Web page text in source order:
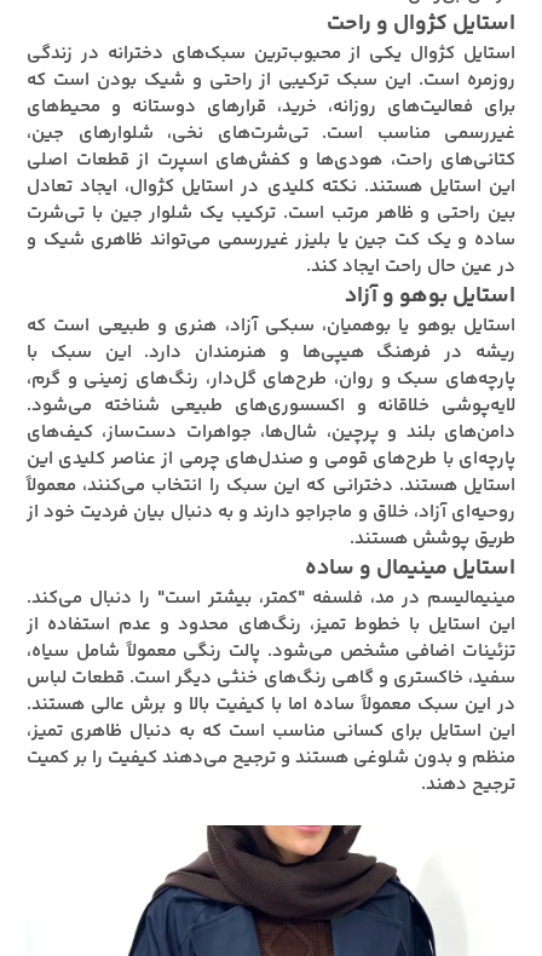
استایل کژوال و راحت
استایل کژوال یکی از محبوب‌ترین سبک‌های دخترانه در زندگی
روزمره است. این سبک ترکیبی از راحتی و شیک بودن است که
برای فعالیت‌های روزانه، خرید، قرارهای دوستانه و محیط‌های
غیررسمی مناسب است. تی‌شرت‌های نخی، شلوارهای جین،
کتانی‌های راحت، هودی‌ها و کفش‌های اسپرت از قطعات اصلی
این استایل هستند. نکته کلیدی در استایل کژوال، ایجاد تعادل
بین راحتی و ظاهر مرتب است. ترکیب یک شلوار جین با تی‌شرت
ساده و یک کت جین یا بلیزر غیررسمی می‌تواند ظاهری شیک و
در عین حال راحت ایجاد کند.
استایل بوهو و آزاد
استایل بوهو یا بوهمیان، سبکی آزاد، هنری و طبیعی است که
ریشه در فرهنگ هیپی‌ها و هنرمندان دارد. این سبک با
پارچه‌های سبک و روان، طرح‌های گل‌دار، رنگ‌های زمینی و گرم،
لایه‌پوشی خلاقانه و اکسسوری‌های طبیعی شناخته می‌شود.
دامن‌های بلند و پرچین، شال‌ها، جواهرات دست‌ساز، کیف‌های
پارچه‌ای با طرح‌های قومی و صندل‌های چرمی از عناصر کلیدی این
استایل هستند. دخترانی که این سبک را انتخاب می‌کنند، معمولاً
روحیه‌ای آزاد، خلاق و ماجراجو دارند و به دنبال بیان فردیت خود از
طریق پوشش هستند.
استایل مینیمال و ساده
مینیمالیسم در مد، فلسفه "کمتر، بیشتر است" را دنبال می‌کند.
این استایل با خطوط تمیز، رنگ‌های محدود و عدم استفاده از
تزئینات اضافی مشخص می‌شود. پالت رنگی معمولاً شامل سیاه،
سفید، خاکستری و گاهی رنگ‌های خنثی دیگر است. قطعات لباس
در این سبک معمولاً ساده اما با کیفیت بالا و برش عالی هستند.
این استایل برای کسانی مناسب است که به دنبال ظاهری تمیز،
منظم و بدون شلوغی هستند و ترجیح می‌دهند کیفیت را بر کمیت
ترجیح دهند.